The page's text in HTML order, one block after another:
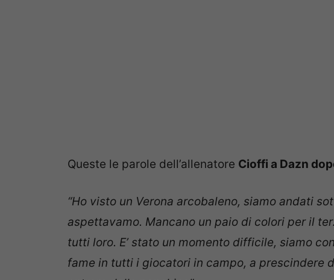
Queste le parole dell’allenatore Cioffi a Dazn
“Ho visto un Verona arcobaleno, siamo andati
aspettavamo. Mancano un paio di colori per il
tutti loro. E’ stato un momento difficile, siamo
fame in tutti i giocatori in campo, a prescindere